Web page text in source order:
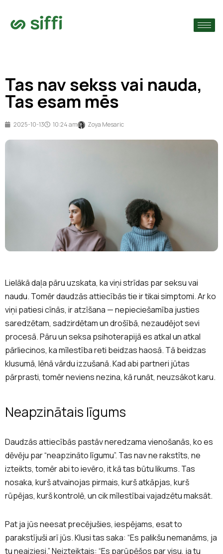
›
Tas nav sekss vai nauda,
Tas esam mēs
2025-10-13 10:24 am Zoya Mesaric
Lielākā daļa pāru uzskata, ka viņi strīdas par seksu vai
naudu. Tomēr daudzās attiecībās tie ir tikai simptomi. Ar ko
viņi patiesi cīnās, ir atzīšana — nepieciešamība justies
saredzētam, sadzirdētam un drošībā, nezaudējot sevi
procesā. Pāru un seksa psihoterapijā es atkal un atkal
pārliecinos, ka mīlestība reti beidzas haosā. Tā beidzas
klusumā, lēnā vārdu izzušanā. Kad abi partneri jūtas
pārprasti, tomēr neviens nezina, kā runāt, neuzsākot karu.
Neapzinātais līgums
Daudzās attiecībās pastāv neredzama vienošanās, ko es
dēvēju par “neapzināto līgumu”. Tas nav ne rakstīts, ne
izteikts, tomēr abi to ievēro, it kā tas būtu likums. Tas
nosaka, kurš atvainojas pirmais, kurš atkāpjas, kurš
rūpējas, kurš kontrolē, un cik mīlestībai vajadzētu maksāt.
Pat ja jūs neesat precējušies, iespējams, esat to
parakstījuši arī jūs. Klusi tas saka: “Es palikšu nemanāms, ja
tu neaiziesi.” Neizteiktais: “Es parūpēšos par visu, ja tu